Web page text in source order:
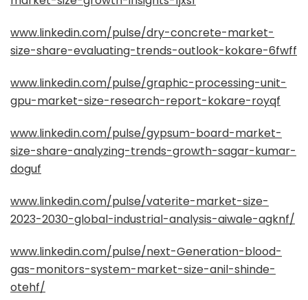
www.linkedin.com/pulse/dry-concrete-market-
size-share-evaluating-trends-outlook-kokare-6fwff
www.linkedin.com/pulse/graphic-processing-unit-
gpu-market-size-research-report-kokare-royqf
www.linkedin.com/pulse/gypsum-board-market-
size-share-analyzing-trends-growth-sagar-kumar-
doguf
www.linkedin.com/pulse/vaterite-market-size-
2023-2030-global-industrial-analysis-aiwale-agknf/
www.linkedin.com/pulse/next-Generation-blood-
gas-monitors-system-market-size-anil-shinde-
otehf/